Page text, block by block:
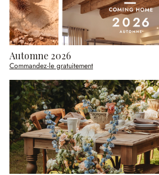
Automne 2026
Commandez-le gratuitement